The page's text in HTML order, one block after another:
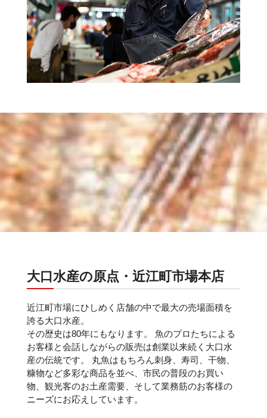
大口水産の原点・近江町市場本店
近江町市場にひしめく店舗の中で最大の売場面積を
誇る大口水産。
その歴史は80年にもなります。 魚のプロたちによる
お客様と会話しながらの販売は創業以来続く大口水
産の伝統です。 丸魚はもちろん刺身、寿司、干物、
糠物など多彩な商品を並べ、市民の普段のお買い
物、観光客のお土産需要、そして業務筋のお客様の
ニーズにお応えしています。